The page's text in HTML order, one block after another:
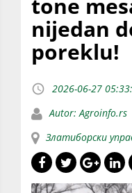
nijedan
poreklu!
2026-06-27
Autor: Agroinfo.rs
Златиборски